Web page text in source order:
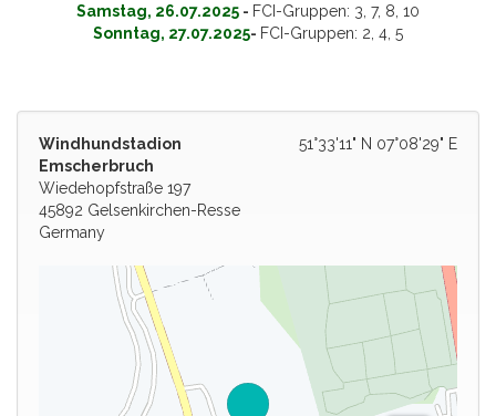
Samstag, 26.07.2025 - FCI-Gruppen: 3, 7, 8, 10
Sonntag, 27.07.2025- FCI-Gruppen: 2, 4, 5
51°33'11" N 07°08'29" E
Windhundstadion
Emscherbruch
Wiedehopfstraße 197
45892 Gelsenkirchen-Resse
Germany